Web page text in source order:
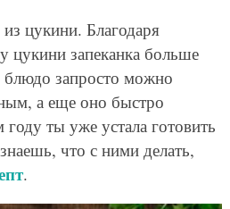
цукини. Благодаря
цукини запеканка больше
запросто можно
а еще оно быстро
году ты уже устала готовить
что с ними делать,
.